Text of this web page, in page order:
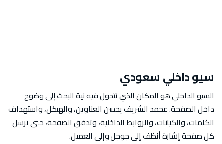
سيو داخلي سعودي
السيو الداخلي هو المكان الذي تتحول فيه نية البحث إلى وضوح
داخل الصفحة. محمد الشريف يحسن العناوين، والهيكل، واستهداف
الكلمات، والكيانات، والروابط الداخلية، وتدفق الصفحة، حتى ترسل
كل صفحة إشارة أنظف إلى جوجل وإلى العميل.